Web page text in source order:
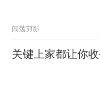
闯荡剪影
关键上家都让你